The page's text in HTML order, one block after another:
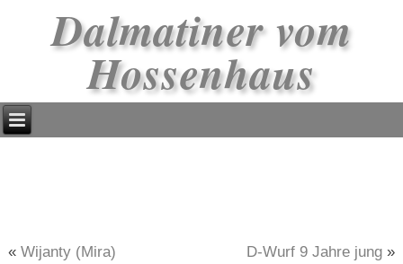
Dalmatiner vom
Hossenhaus
«Wijanty (Mira) D-Wurf 9 Jahre jung»